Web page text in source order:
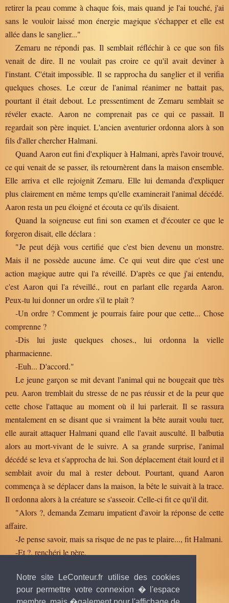
Notre site LeConteur.fr utilise des cookies
pour permettre votre connexion � l'espace
retirer la peau comme à chaque fois, mais quand je l'ai touché, j'ai
sans le vouloir laissé mon énergie magique s'échapper et elle est
allée dans le sanglier..."
Zemaru ne répondi pas. Il semblait réfléchir à ce que son fils
venait de dire. Il ne voulait pas croire ce qu'il avait deviner à
l'instant. C'était impossible. Il se rapprocha du sanglier et il verifia
quelques choses. Le cœur de l'animal réanimer ne battait pas,
pourtant il était debout. Le pressentiment de Zemaru semblait se
révéler exacte. Aaron ne comprenait pas ce qui ce passait. Il
regardait son père inquiet. L'ancien aventurier ordonna alors à son
fils d'aller chercher Halmani.
Quand Aaron eut fini d'expliquer à Halmani, après l'avoir trouvé,
ce qui venait de se passer, ils retournèrent dans la maison ensemble.
Elle arriva et elle rejoignit Zemaru. Elle lui demanda d'expliquer
plus clairement en même temps qu'elle examinerait l'animal décédé.
Aaron resta un peu éloigné et écouta ce qu'ils disaient.
Quand la soigneuse eut fini son examen et d'écouter ce que le
forgeron disait, elle déclara :
"Je peut déjà vous certifié que c'est bien devenu un monstre.
Mais il ne possède aucune âme. Ce qui veut dire que c'est une
action magique autre qui l'a réveillé. D'après ce que j'ai entendu,
c'est Aaron qui l'a réveillé., rout en parlant elle regarda Aaron.
Peux-tu lui donner un ordre s'il te plaît ?
-Un ordre ? Comment je pourrais faire pour que cette... Chose
comprenne ?
-Dis lui juste quelques choses., lui ordonna la vielle
pharmacienne.
-Euh... D'accord."
Le jeune garçon se mit devant l'animal qui ne bougeait que très
peu. Aaron tremblait du stresse de ne pas réussir et de la peur que
cette chose l'attaque au moment où il lui parlerait. Il se rassura
mentalement en se disant que si vraiment la bête aurait voulu tuer,
elle aurait attaquer Halmani quand elle l'avait ausculté. Il balbutia
alors au mort-vivant de le suivre. A sa grande surprise, l'animal
décédé se leva et s'approcha de lui. Son déplacement était lourd et il
semblait avoir du mal à rester debout. Pourtant, quand Aaron
commença à se déplacer dans la maison, la bête le suivait à la trace.
Il ordonna alors à la créature se s'asseoir. Celle-ci fit ce qu'il dit.
"Alors ?, demanda Zemaru impatient d'avoir la réponse de cette
affaire.
-Je pense savoir, mais sa risque de ne pas te plaire..., fit Halmani.
-Et ?, renchéri le père.